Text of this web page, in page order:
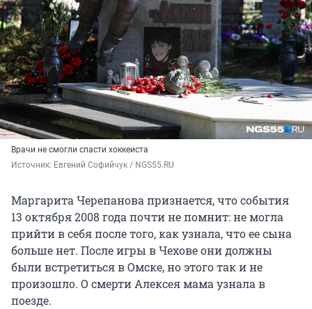
Врачи не смогли спасти хоккеиста
Источник: Евгений Софийчук / NGS55.RU
Маргарита Черепанова признается, что события
13 октября 2008 года почти не помнит: не могла
прийти в себя после того, как узнала, что ее сына
больше нет. После игры в Чехове они должны
были встретиться в Омске, но этого так и не
произошло. О смерти Алексея мама узнала в
поезде.